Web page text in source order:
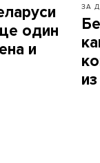
один
и
ЗА